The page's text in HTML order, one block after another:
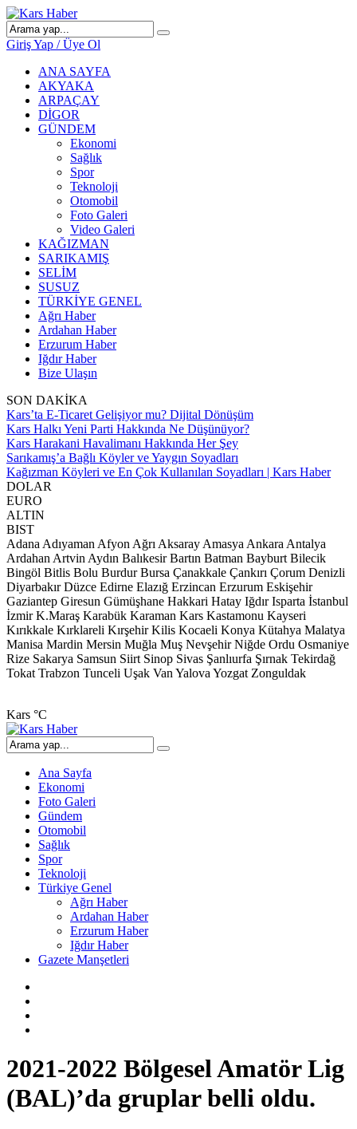
Giriş Yap / Üye Ol
ANA SAYFA
AKYAKA
ARPAÇAY
DİGOR
GÜNDEM
Ekonomi
Sağlık
Spor
Teknoloji
Otomobil
Foto Galeri
Video Galeri
KAĞIZMAN
SARIKAMIŞ
SELİM
SUSUZ
TÜRKİYE GENEL
Ağrı Haber
Ardahan Haber
Erzurum Haber
Iğdır Haber
Bize Ulaşın
SON DAKİKA
Kars’ta E-Ticaret Gelişiyor mu? Dijital Dönüşüm
Kars Halkı Yeni Parti Hakkında Ne Düşünüyor?
Kars Harakani Havalimanı Hakkında Her Şey
Sarıkamış’a Bağlı Köyler ve Yaygın Soyadları
Kağızman Köyleri ve En Çok Kullanılan Soyadları | Kars Haber
DOLAR
EURO
ALTIN
BIST
Adana Adıyaman Afyon Ağrı Aksaray Amasya Ankara Antalya
Ardahan Artvin Aydın Balıkesir Bartın Batman Bayburt Bilecik
Bingöl Bitlis Bolu Burdur Bursa Çanakkale Çankırı Çorum Denizli
Diyarbakır Düzce Edirne Elazığ Erzincan Erzurum Eskişehir
Gaziantep Giresun Gümüşhane Hakkari Hatay Iğdır Isparta İstanbul
İzmir K.Maraş Karabük Karaman Kars Kastamonu Kayseri
Kırıkkale Kırklareli Kırşehir Kilis Kocaeli Konya Kütahya Malatya
Manisa Mardin Mersin Muğla Muş Nevşehir Niğde Ordu Osmaniye
Rize Sakarya Samsun Siirt Sinop Sivas Şanlıurfa Şırnak Tekirdağ
Tokat Trabzon Tunceli Uşak Van Yalova Yozgat Zonguldak
Kars °C
Ana Sayfa
Ekonomi
Foto Galeri
Gündem
Otomobil
Sağlık
Spor
Teknoloji
Türkiye Genel
Ağrı Haber
Ardahan Haber
Erzurum Haber
Iğdır Haber
Gazete Manşetleri
2021-2022 Bölgesel Amatör Lig
(BAL)’da gruplar belli oldu.